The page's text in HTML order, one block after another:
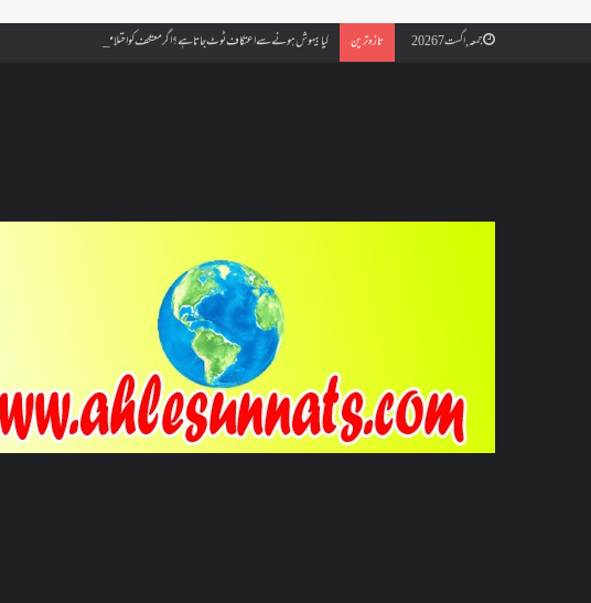
جمعہ, اگست 7 2026 تازہ ترین کیا بیہوش ہونے سے اعتکاف ٹوٹ جاتا ہے؟ اگر معتکف کو احتلام ہو جائے تو کیا اس کا اعتکاف